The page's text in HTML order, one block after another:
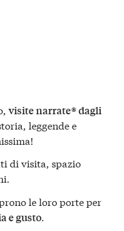
visite narrate® dagli
leggende e
di visita, spazio
le loro porte per
e gusto.